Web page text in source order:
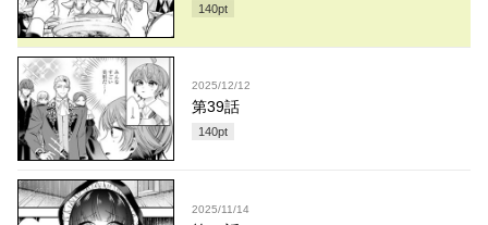
140pt
2025/12/12
第39話
140pt
2025/11/14